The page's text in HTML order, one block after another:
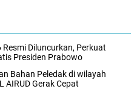
Diluncurkan, Perkuat
Presiden Prabowo
Bahan Peledak di wilayah
AIRUD Gerak Cepat